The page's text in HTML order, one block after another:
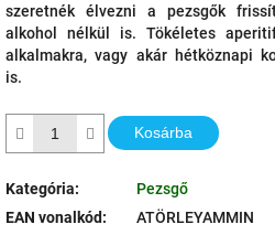
szeretnék élvezni a pezsgők
alkohol nélkül is.
Tökéletes
alkalmakra, vagy akár hétköznapi
is.
Kosárba
Kategória:
Pezsgő
EAN vonalkód:
ATÖRLEYAMMIN